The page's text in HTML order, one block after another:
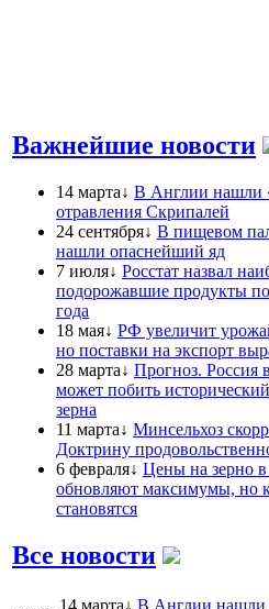
Важнейшие новости
14 марта↓ В Англии нашли
отравления Скрипалей
24 сентября↓ В пищевом
нашли опаснейший яд
7 июля↓ Росстат назвал
подорожавшие продукты
года
18 мая↓ РФ увеличит
но поставки на экспорт
28 марта↓ Прогноз. Россия
может побить
зерна
11 марта↓ Минсельхоз
Доктрину
6 февраля↓ Цены на зерно
обновляют максимумы, но
становятся
Все новости
14 марта↓ В Англии нашли